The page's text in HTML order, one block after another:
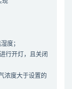
度；
行开灯，且关闭
浓度大于设置的